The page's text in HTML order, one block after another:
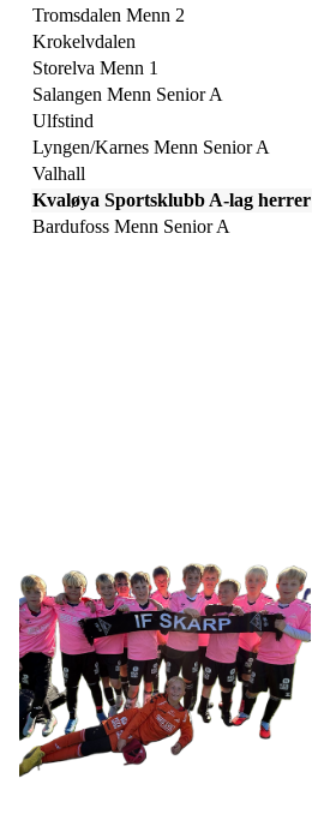
Tromsdalen Menn 2
Krokelvdalen
Storelva Menn 1
Salangen Menn Senior A
Ulfstind
Lyngen/Karnes Menn Senior A
Valhall
Kvaløya Sportsklubb A-lag herrer
Bardufoss Menn Senior A